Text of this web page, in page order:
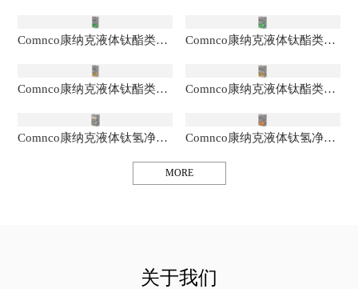
Comnco康纳克液体钛酯类全合成润滑油 Comnco康纳克液体钛酯类全合成润滑油
Comnco康纳克液体钛酯类全合成润滑油 Comnco康纳克液体钛酯类全合成润滑油
Comnco康纳克液体钛氢净全合成润滑油 Comnco康纳克液体钛氢净全合成润滑油
MORE
关于我们